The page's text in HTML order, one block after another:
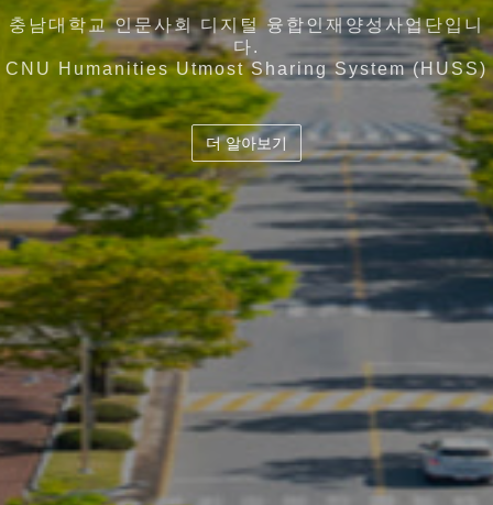
충남대학교 인문사회 디지털 융합인재양성사업단입니
다.
CNU Humanities Utmost Sharing System (HUSS)
더 알아보기
충남대학교 인문사회 디지털 융합인재양성사업단
더 알아보기
공존 · 공공 · 공유의 가치를 지향하는 디지털 시대의 창
도
더 알아보기
디지털 기술을 기반으로 사회문제 해결을 역량을 갖춘
융합인재양성
더 알아보기
교육 과정의 유기적 결합 및 협력과 공유체계 확립
더 알아보기